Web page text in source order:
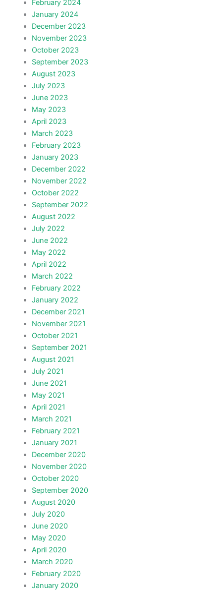
February 2024
January 2024
December 2023
November 2023
October 2023
September 2023
August 2023
July 2023
June 2023
May 2023
April 2023
March 2023
February 2023
January 2023
December 2022
November 2022
October 2022
September 2022
August 2022
July 2022
June 2022
May 2022
April 2022
March 2022
February 2022
January 2022
December 2021
November 2021
October 2021
September 2021
August 2021
July 2021
June 2021
May 2021
April 2021
March 2021
February 2021
January 2021
December 2020
November 2020
October 2020
September 2020
August 2020
July 2020
June 2020
May 2020
April 2020
March 2020
February 2020
January 2020